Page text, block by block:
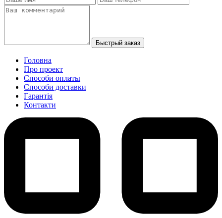
Быстрый заказ
Головна
Про проект
Способи оплаты
Способи доставки
Гарантiя
Контакти